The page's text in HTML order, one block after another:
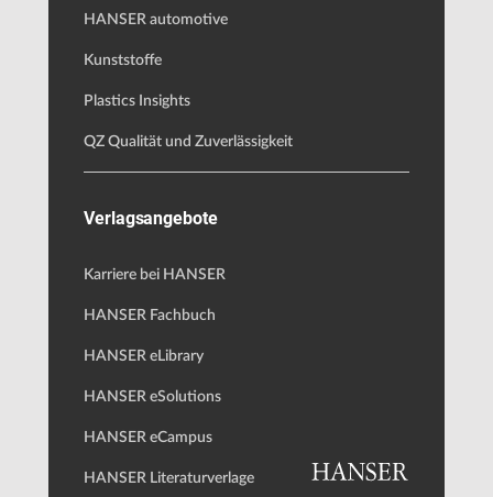
HANSER automotive
Kunststoffe
Plastics Insights
QZ Qualität und Zuverlässigkeit
Verlagsangebote
Karriere bei HANSER
HANSER Fachbuch
HANSER eLibrary
HANSER eSolutions
HANSER eCampus
HANSER Literaturverlage